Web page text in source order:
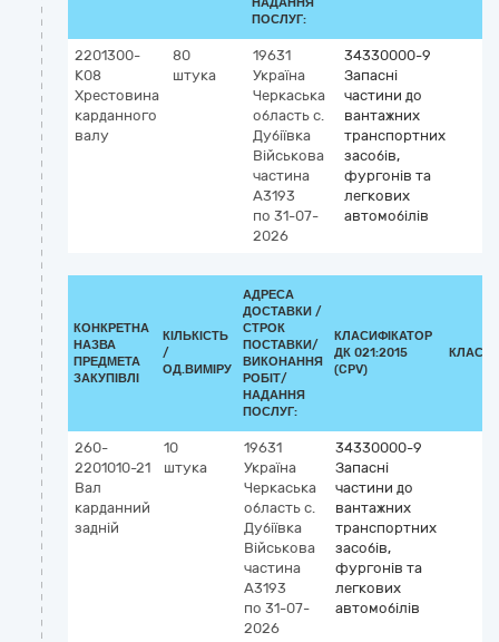
ПОСЛУГ:
2201300-
К08
Хрестовина
карданного
валу
80
штука
19631
Україна
Черкаська
область с.
Дубіївка
Військова
частина
А3193
по 31-07-
2026
34330000-9
Запасні
частини до
вантажних
транспортних
засобів,
фургонів та
легкових
автомобілів
КОНКРЕТНА
НАЗВА
ПРЕДМЕТА
ЗАКУПІВЛІ
КІЛЬКІСТЬ
/
ОД.ВИМІРУ
АДРЕСА
ДОСТАВКИ /
СТРОК
ПОСТАВКИ/
ВИКОНАННЯ
РОБІТ/
НАДАННЯ
ПОСЛУГ:
КЛАСИФІКАТОР
ДК 021:2015
(CPV)
260-
2201010-21
Вал
карданний
задній
10
штука
19631
Україна
Черкаська
область с.
Дубіївка
Військова
частина
А3193
по 31-07-
2026
34330000-9
Запасні
частини до
вантажних
транспортних
засобів,
фургонів та
легкових
автомобілів